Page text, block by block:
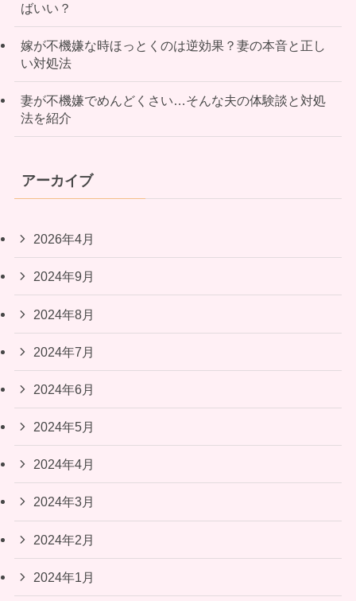
ばいい？
嫁が不機嫌な時ほっとくのは逆効果？妻の本音と正し
い対処法
妻が不機嫌でめんどくさい…そんな夫の体験談と対処
法を紹介
アーカイブ
2026年4月
2024年9月
2024年8月
2024年7月
2024年6月
2024年5月
2024年4月
2024年3月
2024年2月
2024年1月